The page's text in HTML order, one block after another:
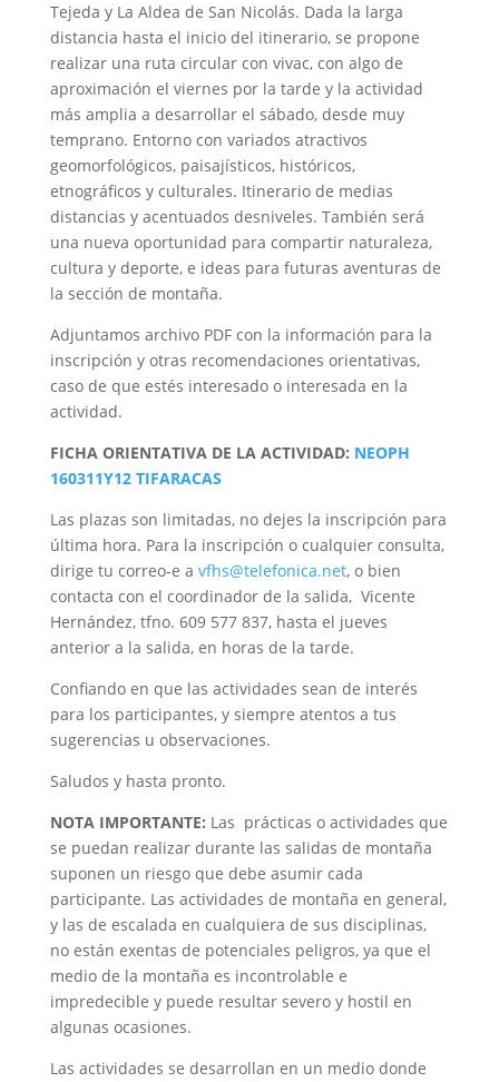
Tejeda y La Aldea de San Nicolás. Dada la larga
distancia hasta el inicio del itinerario, se propone
realizar una ruta circular con vivac, con algo de
aproximación el viernes por la tarde y la actividad
más amplia a desarrollar el sábado, desde muy
temprano. Entorno con variados atractivos
geomorfológicos, paisajísticos, históricos,
etnográficos y culturales. Itinerario de medias
distancias y acentuados desniveles. También será
una nueva oportunidad para compartir naturaleza,
cultura y deporte, e ideas para futuras aventuras de
la sección de montaña.
Adjuntamos archivo PDF con la información para la
inscripción y otras recomendaciones orientativas,
caso de que estés interesado o interesada en la
actividad.
FICHA ORIENTATIVA DE LA ACTIVIDAD: NEOPH
160311Y12 TIFARACAS
Las plazas son limitadas, no dejes la inscripción para
última hora. Para la inscripción o cualquier consulta,
dirige tu correo-e a vfhs@telefonica.net, o bien
contacta con el coordinador de la salida, Vicente
Hernández, tfno. 609 577 837, hasta el jueves
anterior a la salida, en horas de la tarde.
Confiando en que las actividades sean de interés
para los participantes, y siempre atentos a tus
sugerencias u observaciones.
Saludos y hasta pronto.
NOTA IMPORTANTE: Las prácticas o actividades que
se puedan realizar durante las salidas de montaña
suponen un riesgo que debe asumir cada
participante. Las actividades de montaña en general,
y las de escalada en cualquiera de sus disciplinas,
no están exentas de potenciales peligros, ya que el
medio de la montaña es incontrolable e
impredecible y puede resultar severo y hostil en
algunas ocasiones.
Las actividades se desarrollan en un medio donde